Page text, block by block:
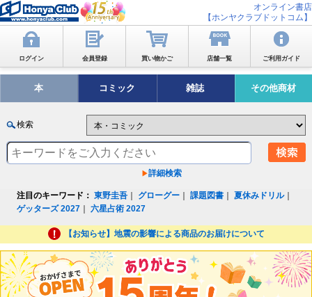
オンライン書店
【ホンヤクラブドットコム】
ログイン 会員登録 買い物かご 店舗一覧 ご利用ガイド
本 コミック 雑誌 その他商材
検索
詳細検索
注目のキーワード： 東野圭吾 グローグー ｜課題図書 ｜夏休みドリル｜
ゲッターズ 2027 ｜六星占術 2027
【お知らせ】地震の影響による商品のお届けについて